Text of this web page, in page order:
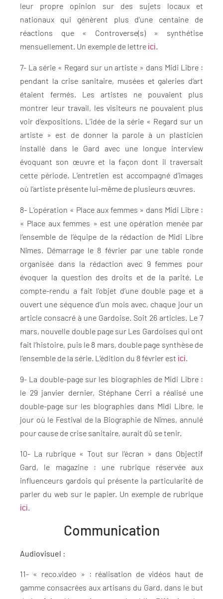
leur propre opinion sur des sujets locaux et
nationaux qui génèrent plus d’une centaine de
réactions que « Controverse(s) » synthétise
mensuellement. Un exemple de lettre ici.
7- La série « Regard sur un artiste » dans Midi Libre :
pendant la crise sanitaire, musées et galeries d’art
étaient fermés. Les artistes ne pouvaient plus
montrer leur travail, les visiteurs ne pouvaient plus
voir d’expositions. L’idée de la série « Regard sur un
artiste » est de donner la parole à un plasticien
installé dans le Gard avec une longue interview
évoquant son œuvre et la façon dont il traversait
cette période. L’entretien est accompagné d’images
où l’artiste présente lui-même de plusieurs œuvres.
8- L’opération « Place aux femmes » dans Midi Libre :
« Place aux femmes » est une opération menée par
l’ensemble de l’équipe de la rédaction de Midi Libre
Nîmes. Démarrage le 8 février par une table ronde
organisée dans la rédaction avec 9 femmes pour
évoquer la question des droits et de la parité. Le
compte-rendu a fait l’objet d’une double page et a
ouvert une séquence d’un mois avec, chaque jour un
article consacré à une Gardoise. Soit 26 articles. Le 7
mars, nouvelle double page sur Les Gardoises qui ont
fait l’histoire, puis le 8 mars, double page synthèse de
l’ensemble de la série. L’édition du 8 février est ici
9- La double-page sur les biographies de Midi Libre :
le 29 janvier dernier, Stéphane Cerri a réalisé une
double-page sur les biographies dans Midi Libre, le
jour où le Festival de la Biographie de Nîmes, annulé
pour cause de crise sanitaire, aurait dû se tenir.
10- La rubrique « Tout sur l’écran » dans Objectif
Gard, le magazine : une rubrique réservée aux
influenceurs gardois qui présente la particularité de
parler du web sur le papier. Un exemple de rubrique
ici.
Communication
Audiovisuel :
11- « reco.video » : réalisation de vidéos haut de
gamme consacrées aux artisans du Gard, dans le but